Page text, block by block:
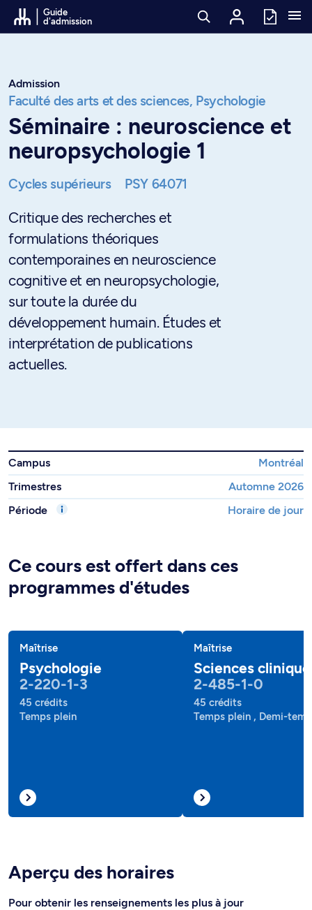
Passer au contenu
Guide
d'admission
Admission
Faculté des arts et des sciences, Psychologie
Séminaire : neuroscience et
neuropsychologie 1
Cycles supérieurs PSY 64071
Critique des recherches et
formulations théoriques
contemporaines en neuroscience
cognitive et en neuropsychologie,
sur toute la durée du
développement humain. Études et
interprétation de publications
actuelles.
Campus
Montréal
Trimestres
Automne 2026
Période
Horaire de jour
Ce cours est offert dans ces
programmes d'études
Maîtrise
Psychologie
2-220-1-3
45 crédits
Temps plein
Maîtrise
Sciences
2-485-1-0
45 crédits
Temps plein , Demi-
Aperçu des horaires
Pour obtenir les renseignements les plus à jour